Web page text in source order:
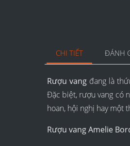
CHI TIẾT ĐÁNH
Rượu vang đang là
Đặc biệt, rượu vang có
hoan, hội nghị hay một
Rượu vang Amelie